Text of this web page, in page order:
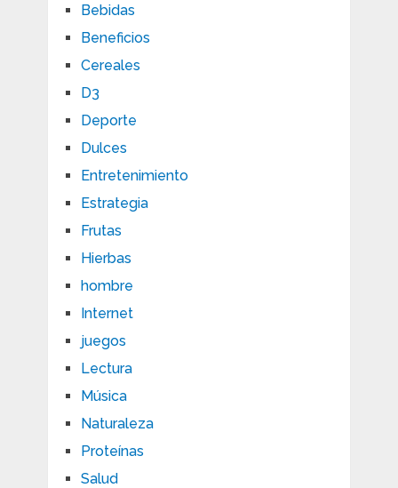
Bebidas
Beneficios
Cereales
D3
Deporte
Dulces
Entretenimiento
Estrategia
Frutas
Hierbas
hombre
Internet
juegos
Lectura
Música
Naturaleza
Proteínas
Salud